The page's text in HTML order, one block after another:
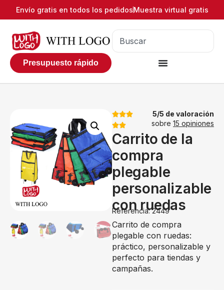
Envío gratis en todos los pedidosMuestra virtual gratis
Presupuesto rápido
5/5 de valoración
sobre 15 opiniones
Carrito de la
compra
plegable
personalizable
con ruedas
Referencia: 2449
Carrito de compra
plegable con ruedas:
práctico, personalizable y
perfecto para tiendas y
campañas.